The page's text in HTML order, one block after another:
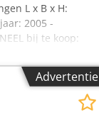
L x B x H:
2005 -
bij te koop:
min. -
wielen *
Advertentie